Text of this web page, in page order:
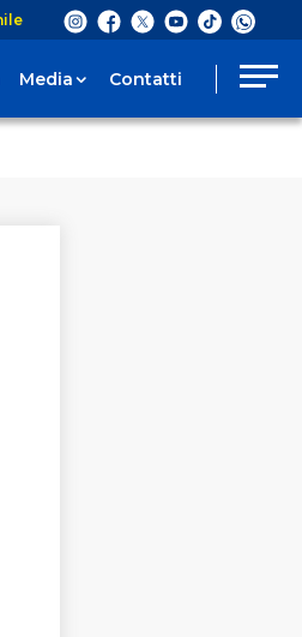
Media Contatti